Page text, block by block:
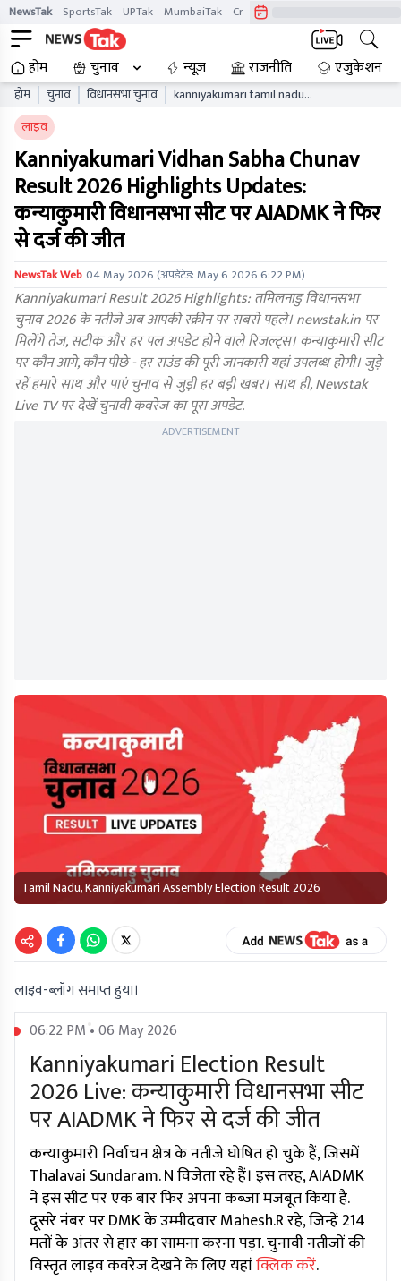
NewsTak SportsTak UPTak MumbaiTak CrimeTak
होम चुनाव न्यूज़ राजनीति एजुकेशन
होम चुनाव विधानसभा चुनाव
kanniyakumari tamil nadu
लाइव
Kanniyakumari Vidhan Sabha Chunav
Result 2026 Highlights Updates:
कन्याकुमारी विधानसभा सीट पर AIADMK ने फिर
से दर्ज की जीत
NewsTak Web04 May 2026(अपडेटेड:May 6 2026 6:22 PM)
Kanniyakumari Result 2026 Highlights: तमिलनाडु विधानसभा
चुनाव 2026 के नतीजे अब आपकी स्क्रीन पर सबसे पहले। newstak.in पर
मिलेंगे तेज, सटीक और हर पल अपडेट होने वाले रिजल्ट्स। कन्याकुमारी सीट
पर कौन आगे, कौन पीछे - हर राउंड की पूरी जानकारी यहां उपलब्ध होगी। जुड़े
रहें हमारे साथ और पाएं चुनाव से जुड़ी हर बड़ी खबर। साथ ही, Newstak
Live TV पर देखें चुनावी कवरेज का पूरा अपडेट.
ADVERTISEMENT
Tamil Nadu, Kanniyakumari Assembly Election Result 2026
लाइव-ब्लॉग समाप्त हुया।
06:22 PM • 06 May 2026
Kanniyakumari Election Result
2026 Live: कन्याकुमारी विधानसभा सीट
पर AIADMK ने फिर से दर्ज की जीत
कन्याकुमारी निर्वाचन क्षेत्र के नतीजे घोषित हो चुके हैं, जिसमें
Thalavai Sundaram. N विजेता रहे हैं। इस तरह, AIADMK
ने इस सीट पर एक बार फिर अपना कब्जा मजबूत किया है.
दूसरे नंबर पर DMK के उम्मीदवार Mahesh.R रहे, जिन्हें 214
मतों के अंतर से हार का सामना करना पड़ा. चुनावी नतीजों की
विस्तृत लाइव कवरेज देखने के लिए यहांक्लिक करें.